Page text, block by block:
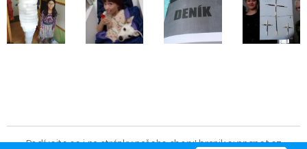
Podívejte se i na stránky našeho sboru!branik.evangnet.cz